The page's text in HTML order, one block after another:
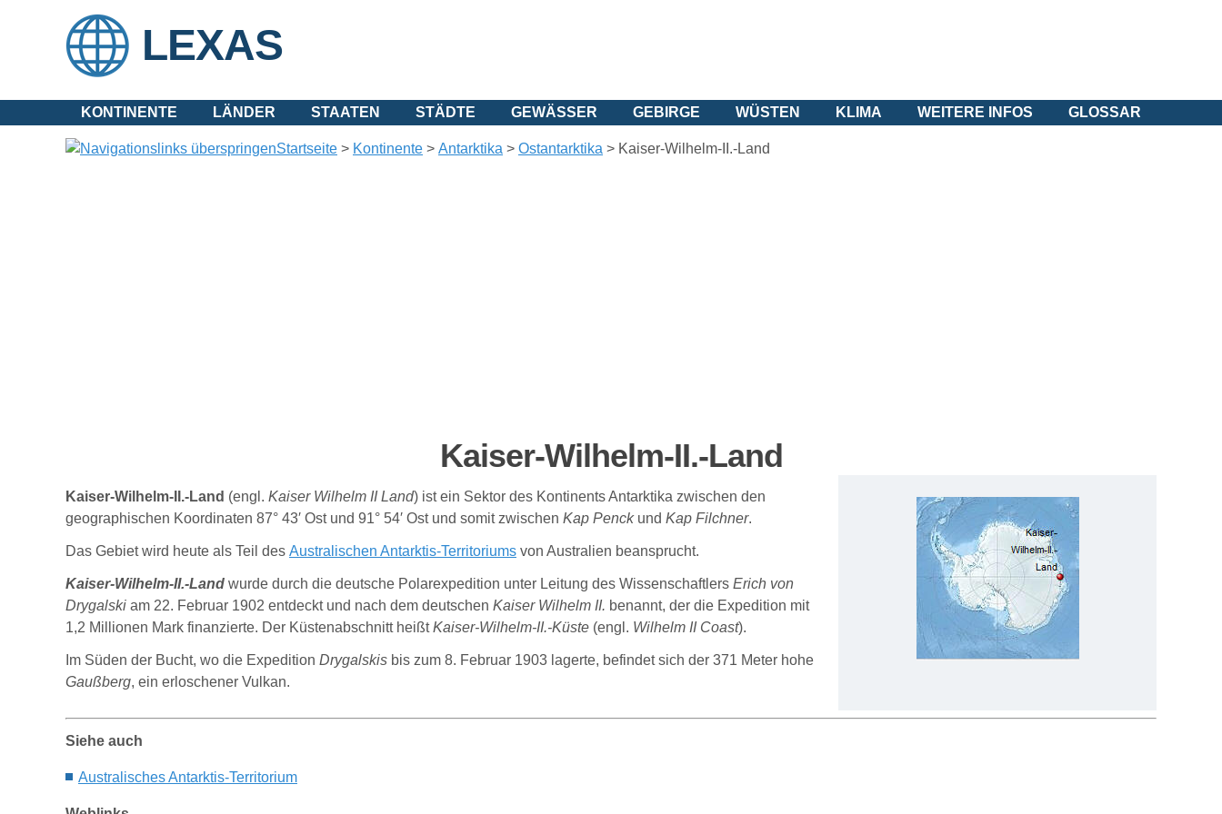
LEXAS
KONTINENTE LÄNDER STAATEN STÄDTE GEWÄSSER GEBIRGE WÜSTEN KLIMA WEITERE INFOS GLOSSAR
Startseite > Kontinente > Antarktika > Ostantarktika > Kaiser-Wilhelm-II.-Land
Kaiser-Wilhelm-II.-Land
Kaiser-Wilhelm-II.-Land (engl. Kaiser Wilhelm II Land) ist ein Sektor des Kontinents Antarktika zwischen den
geographischen Koordinaten 87° 43′ Ost und 91° 54′ Ost und somit zwischen Kap Penck und Kap Filchner.
Das Gebiet wird heute als Teil des Australischen Antarktis-Territoriums von Australien beansprucht.
Kaiser-Wilhelm-II.-Land wurde durch die deutsche Polarexpedition unter Leitung des Wissenschaftlers Erich von
Drygalski am 22. Februar 1902 entdeckt und nach dem deutschen Kaiser Wilhelm II. benannt, der die Expedition mit
1,2 Millionen Mark finanzierte. Der Küstenabschnitt heißtKaiser-Wilhelm-II.-Küste (engl . Wilhelm II Coast).
Im Süden der Bucht, wo die Expedition Drygalskis bis zum 8. Februar 1903 lagerte, befindet sich der 371 Meter hohe
Gaußberg, ein erloschener Vulkan.
Siehe auch
AustralischesAntarktis-Territorium